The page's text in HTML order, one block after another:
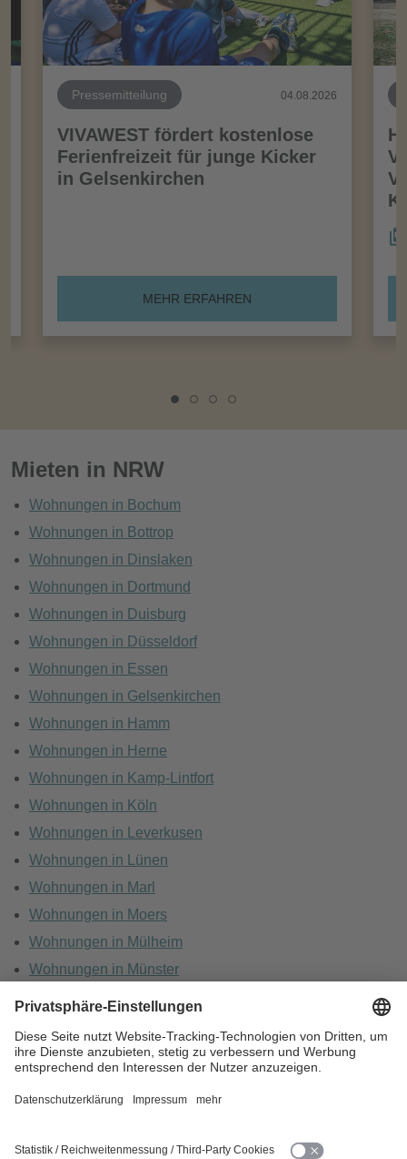
Pressemitteilung 04.08.2026
VIVAWEST fördert kostenlose
Ferienfreizeit für junge Kicker
in Gelsenkirchen
MEHR ERFAHREN
Mieten in NRW
Wohnungen in Bochum
Wohnungen in Bottrop
Wohnungen in Dinslaken
Wohnungen in Dortmund
Wohnungen in Duisburg
Wohnungen in Düsseldorf
Wohnungen in Essen
Wohnungen in Gelsenkirchen
Wohnungen in Hamm
Wohnungen in Herne
Wohnungen in Kamp-Lintfort
Wohnungen in Köln
Wohnungen in Leverkusen
Wohnungen in Lünen
Wohnungen in Marl
Wohnungen in Moers
Wohnungen in Mülheim
Wohnungen in Münster
HOME KARRIERE
BARRIEREFREIHEIT IMPRESSUM